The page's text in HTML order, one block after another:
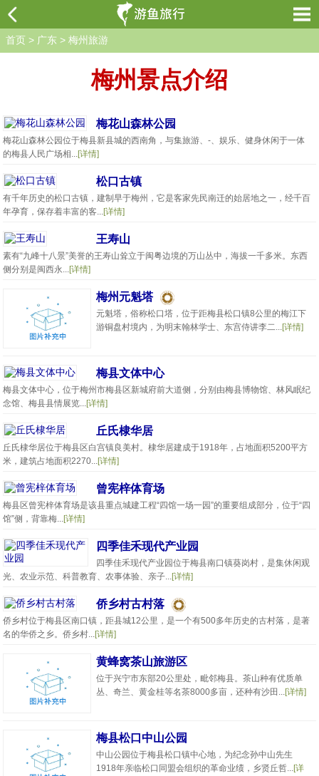
首页 > 广东 > 梅州旅游
梅州景点介绍
梅花山森林公园
梅花山森林公园位于梅县新县城的西南角，与集旅游、-、娱乐、健身休闲于一体
的梅县人民广场相...[详情]
松口古镇
有千年历史的松口古镇，建制早于梅州，它是客家先民南迁的始居地之一，经千百
年孕育，保存着丰富的客...[详情]
王寿山
素有“九峰十八景”美誉的王寿山耸立于闽粤边境的万山丛中，海拔一千多米。东西
侧分别是闽西永...[详情]
梅州元魁塔
元魁塔，俗称松口塔，位于距梅县松口镇8公里的梅江下
游铜盘村境内，为明末翰林学士、东宫侍讲李二...[详情]
梅县文体中心
梅县文体中心，位于梅州市梅县区新城府前大道侧，分别由梅县博物馆、林风眠纪
念馆、梅县县情展览...[详情]
丘氏棣华居
丘氏棣华居位于梅县区白宫镇良美村。棣华居建成于1918年，占地面积5200平方
米，建筑占地面积2270...[详情]
曾宪梓体育场
梅县区曾宪梓体育场是该县重点城建工程“四馆一场一园”的重要组成部分，位于“四
馆”侧，背靠梅...[详情]
四季佳禾现代产业园
四季佳禾现代产业园位于梅县南口镇葵岗村，是集休闲观
光、农业示范、科普教育、农事体验、亲子...[详情]
侨乡村古村落
侨乡村位于梅县区南口镇，距县城12公里，是一个有500多年历史的古村落，是著
名的华侨之乡。侨乡村...[详情]
黄蜂窝茶山旅游区
位于兴宁市东部20公里处，毗邻梅县。茶山种有优质单
丛、奇兰、黄金桂等名茶8000多亩，还种有沙田...[详情]
梅县松口中山公园
中山公园位于梅县松口镇中心地，为纪念孙中山先生
1918年亲临松口同盟会组织的革命业绩，乡贤丘哲...[详